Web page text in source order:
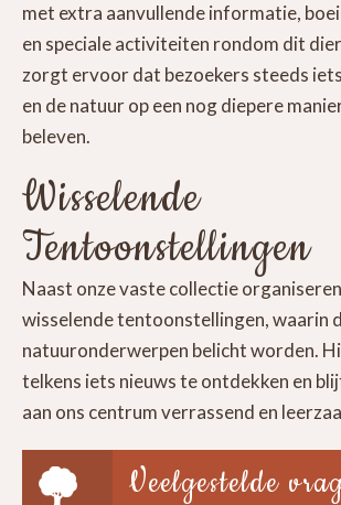
met extra aanvullende informatie,
en speciale activiteiten rondom dit
zorgt ervoor dat bezoekers steeds
en de natuur op een nog diepere
beleven.
Wisselende
Tentoonstellingen
Naast onze vaste collectie
wisselende tentoonstellingen, waarin
natuuronderwerpen belicht worden.
telkens iets nieuws te ontdekken en
aan ons centrum verrassend en
Veelgestelde